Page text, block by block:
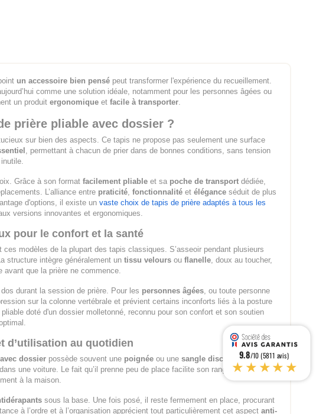
un accessoire bien pensé peut transformer l'expérience du recueillement.
comme une solution idéale, notamment pour les personnes âgées ou
un produit ergonomique et facile à transporter
prière pliable avec dossier ?
sur bien des aspects. Ce tapis ne propose pas seulement une surface
, permettant à chacun de prier dans de bonnes conditions, sans tension
inutile.
Grâce à son format facilement pliable et sa poche de transport dédiée,
L’alliance entre praticité, fonctionnalitéet éléganceséduit de plus
d'options, il existe un vaste choix de tapis de prière adaptés à tous les
versions innovantes et ergonomiques.
pour le confort et la santé
ces modèles de la plupart des tapis classiques. S’asseoir pendant plusieurs
structure intègre généralement un tissu velours ou flanelle , doux au toucher,
que la prière ne commence.
durant la session de prière. Pour les personnes âgées , ou toute personne
sur la colonne vertébrale et prévient certains inconforts liés à la posture
doté d'un dossier molletonné, reconnu pour son confort et son soutien
d’utilisation au quotidien
dossierpossède souvent une poignéeou une sangle discrète
pour un
une voiture. Le fait qu’il prenne peu de place facilite son rangement et limite
à la maison.
sous la base. Une fois posé, il reste fermement en place, procurant
à l’ordre et à l’organisation apprécient tout particulièrement cet aspect anti-
9.8/10 (5811 avis)
★★★★★